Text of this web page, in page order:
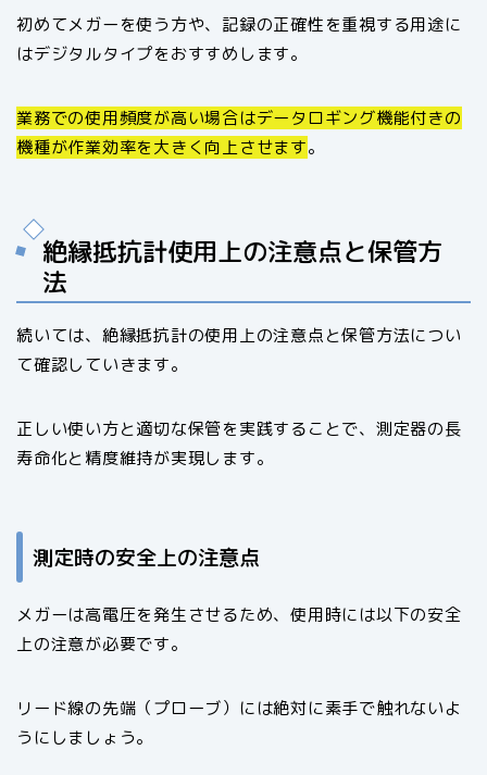
初めてメガーを使う方や、記録の正確性を重視する用途に
はデジタルタイプをおすすめします。
業務での使用頻度が高い場合はデータロギング機能付きの
機種が作業効率を大きく向上させます。
絶縁抵抗計使用上の注意点と保管方
法
続いては、絶縁抵抗計の使用上の注意点と保管方法につい
て確認していきます。
正しい使い方と適切な保管を実践することで、測定器の長
寿命化と精度維持が実現します。
測定時の安全上の注意点
メガーは高電圧を発生させるため、使用時には以下の安全
上の注意が必要です。
リード線の先端（プローブ）には絶対に素手で触れないよ
うにしましょう。